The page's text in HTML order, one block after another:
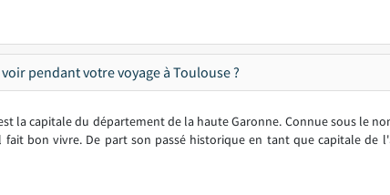
pendant votre voyage à Toulouse ?
la capitale du département de la haute Garonne. Connue sous le
bon vivre. De part son passé historique en tant que capitale de